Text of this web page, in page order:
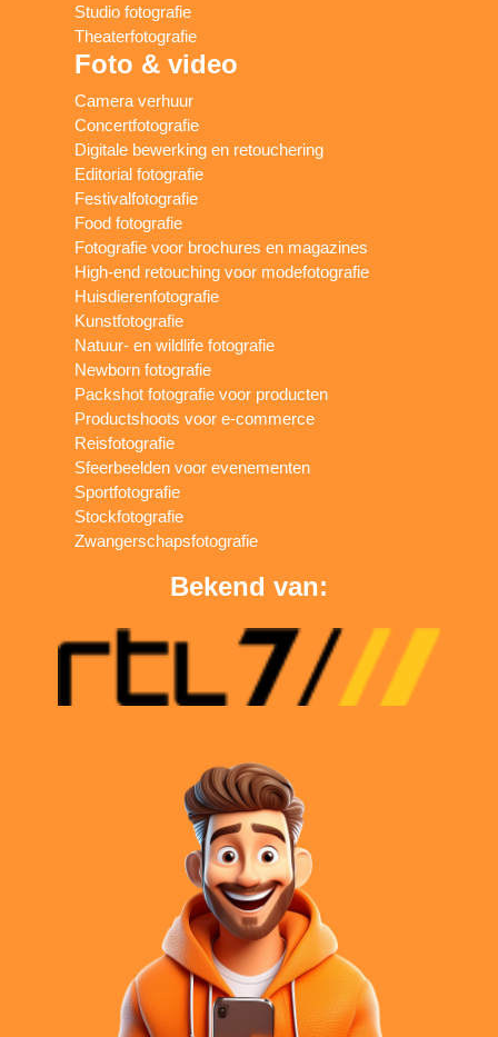
Studio fotografie
Theaterfotografie
Foto & video
Camera verhuur
Concertfotografie
Digitale bewerking en retouchering
Editorial fotografie
Festivalfotografie
Food fotografie
Fotografie voor brochures en magazines
High-end retouching voor modefotografie
Huisdierenfotografie
Kunstfotografie
Natuur- en wildlife fotografie
Newborn fotografie
Packshot fotografie voor producten
Productshoots voor e-commerce
Reisfotografie
Sfeerbeelden voor evenementen
Sportfotografie
Stockfotografie
Zwangerschapsfotografie
Bekend van: